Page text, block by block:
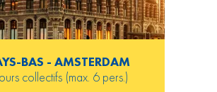
BAS - AMSTERDAM
collectifs (max. 6 pers.)